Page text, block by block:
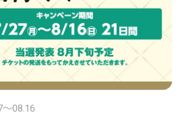
〜08.16